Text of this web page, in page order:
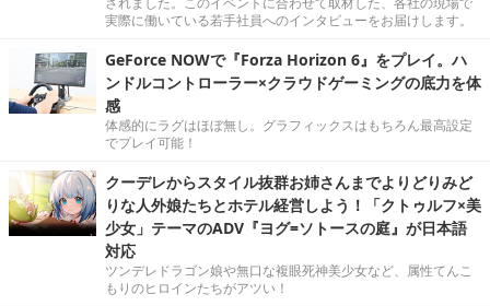
実際に働いている若手社員へのインタビューをお届けします。
GeForce NOWで『Forza Horizon 6』をプレイ。ハ
ンドルコントローラー×クラウドゲーミングの底力を体
感
体感的にラグはほぼ無し。グラフィックスはもちろん最高設定
でプレイ可能！
クーデレからスタイル抜群お姉さんまでよりどりみど
りな人外娘たちとホテル経営しよう！「クトゥルフ×美
少女」テーマのADV『ヨグ=ソトースの庭』が日本語
対応
ツンデレドラゴン娘や無口な複眼死神美少女など、属性てんこ
もりのヒロインたちがアツい！